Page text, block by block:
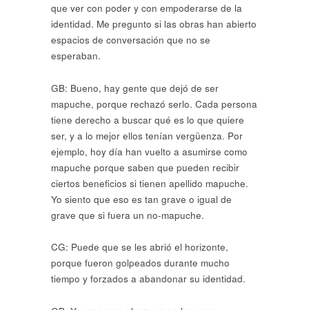
que ver con poder y con empoderarse de la
identidad. Me pregunto si las obras han abierto
espacios de conversación que no se
esperaban.
GB: Bueno, hay gente que dejó de ser
mapuche, porque rechazó serlo. Cada persona
tiene derecho a buscar qué es lo que quiere
ser, y a lo mejor ellos tenían vergüenza. Por
ejemplo, hoy día han vuelto a asumirse como
mapuche porque saben que pueden recibir
ciertos beneficios si tienen apellido mapuche.
Yo siento que eso es tan grave o igual de
grave que si fuera un no-mapuche.
CG: Puede que se les abrió el horizonte,
porque fueron golpeados durante mucho
tiempo y forzados a abandonar su identidad.